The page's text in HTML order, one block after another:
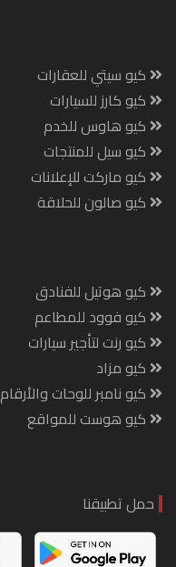
كيو سيتي للعقارات
كيو كارز للسيارات
كيو هاوس للخدم
كيو سيل للمنتجات
كيو ماركت للإعلانات
كيو صالون للحلاقة
كيو هوتيل للفنادق
كيو فوود للمطاعم
كيو رنت لتأجير سيارات
كيو مزاد
كيو نامبر للوحات والأرقام
كيو هوست للمواقع
حمل تطبيقنا